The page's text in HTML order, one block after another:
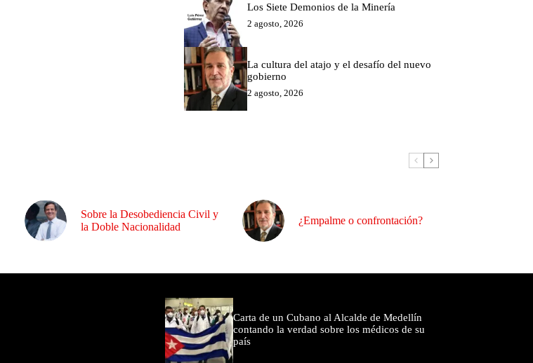
Los Siete Demonios de la Minería
2 agosto, 2026
La cultura del atajo y el desafío del nuevo
gobierno
2 agosto, 2026
Sobre la Desobediencia Civil y
la Doble Nacionalidad
¿Empalme o confrontación?
Carta de un Cubano al Alcalde de Medellín
contando la verdad sobre los médicos de su
país